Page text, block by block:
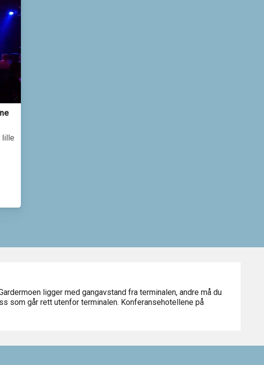
lille
ligger med gangavstand fra terminalen, andre må du
som går rett utenfor terminalen. Konferansehotellene på